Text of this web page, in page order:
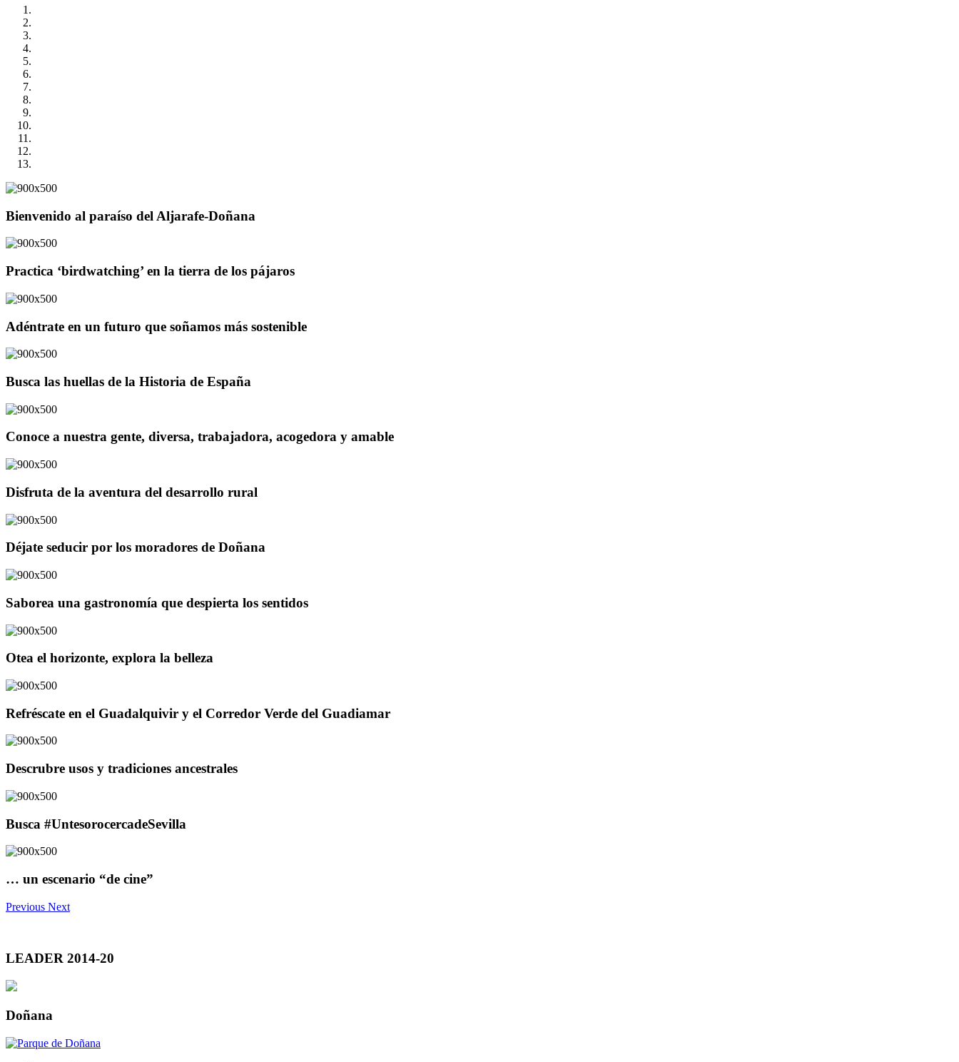
Bienvenido al paraíso del Aljarafe-Doñana
Practica ‘birdwatching’ en la tierra de los pájaros
Adéntrate en un futuro que soñamos más sostenible
Busca las huellas de la Historia de España
Conoce a nuestra gente, diversa, trabajadora, acogedora y amable
Disfruta de la aventura del desarrollo rural
Déjate seducir por los moradores de Doñana
Saborea una gastronomía que despierta los sentidos
Otea el horizonte, explora la belleza
Refréscate en el Guadalquivir y el Corredor Verde del Guadiamar
Descrubre usos y tradiciones ancestrales
Busca #UntesorocercadeSevilla
… un escenario “de cine”
Previous Next
LEADER 2014-20
Doñana